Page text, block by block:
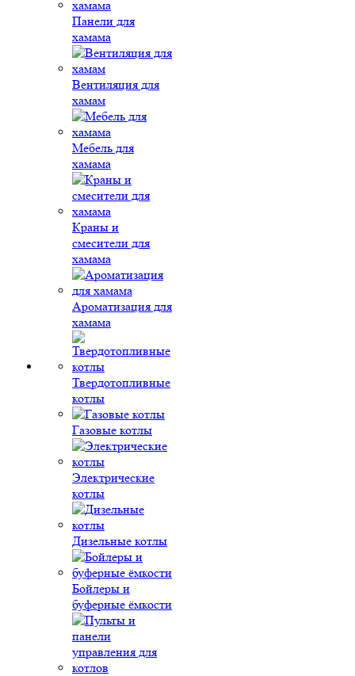
Панели для
хамама
Вентиляция для
хамам
Мебель для
хамама
Краны и
смесители для
хамама
Ароматизация для
хамама
Твердотопливные
котлы
Газовые котлы
Электрические
котлы
Дизельные котлы
Бойлеры и
буферные ёмкости